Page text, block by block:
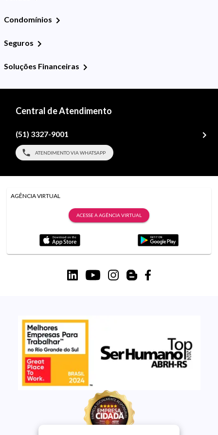
Condomínios
Seguros
Soluções Financeiras
Central de Atendimento
(51) 3327-9001
ATENDIMENTO VIA WHATSAPP
AGÊNCIA VIRTUAL
ACESSE A AGÊNCIA VIRTUAL